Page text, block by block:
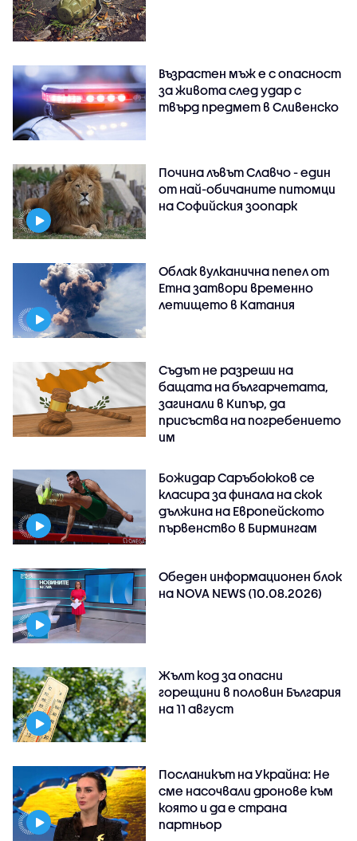
Възрастен мъж е с опасност
за живота след удар с
твърд предмет в Сливенско
Почина лъвът Славчо - един
от най-обичаните питомци
на Софийския зоопарк
Облак вулканична пепел от
Етна затвори временно
летището в Катания
Съдът не разреши на
бащата на българчетата,
загинали в Кипър, да
присъства на погребението
им
Божидар Саръбоюков се
класира за финала на скок
дължина на Европейското
първенство в Бирмингам
Обеден информационен блок
на NOVA NEWS (10.08.2026)
Жълт код за опасни
горещини в половин България
на 11 август
Посланикът на Украйна: Не
сме насочвали дронове към
която и да е страна
партньор